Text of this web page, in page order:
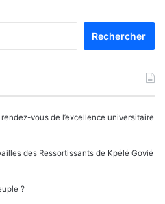
vous de l’excellence universitaire
des Ressortissants de Kpélé Govié
?